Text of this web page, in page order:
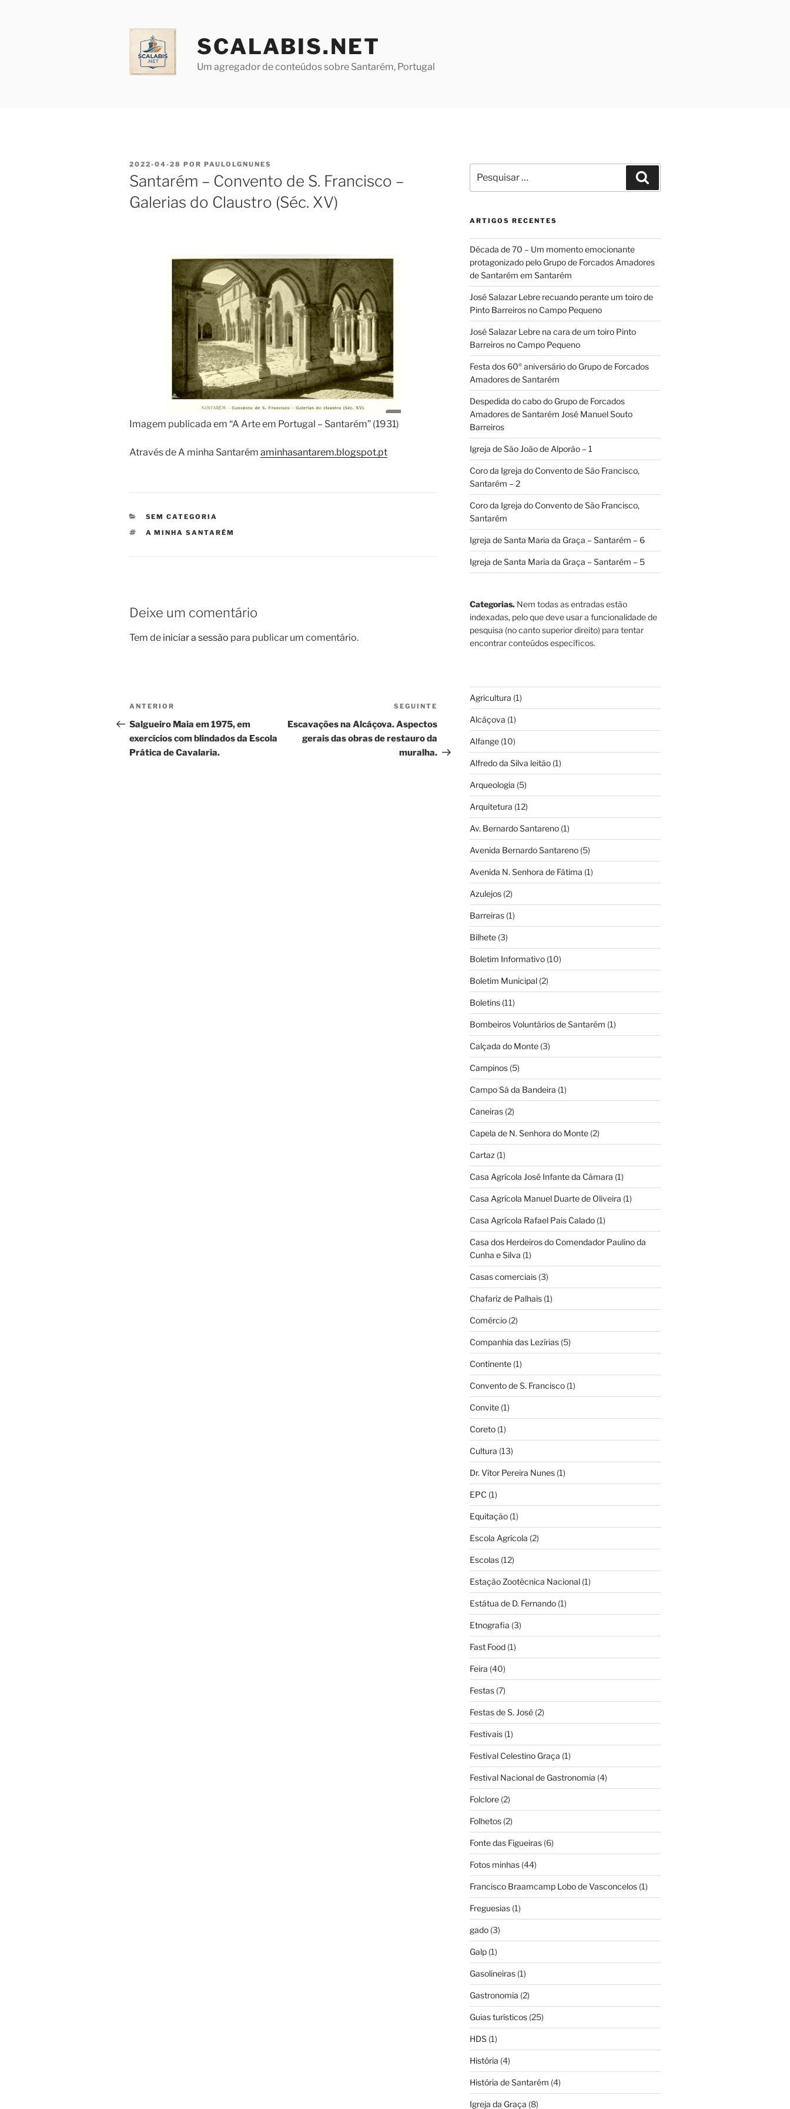
SCALABIS.NET
Um agregador de conteúdos sobre Santarém, Portugal
PUBLICADO
EM
2022-04-28 POR PAULOLGNUNES
Santarém – Convento de S. Francisco –
Galerias do Claustro (Séc. XV)
Imagem publicada em “A Arte em Portugal – Santarém” (1931)
Através de A minha Santarém aminhasantarem.blogspot.pt
CATEGORIAS
SEM CATEGORIA
ETIQUETAS
A MINHA SANTARÉM
Deixe um comentário
Tem de iniciar a sessão para publicar um comentário.
Navegação
de
artigos
Conteúdo
anterior
ANTERIOR
Salgueiro Maia em 1975, em
exercícios com blindados da Escola
Prática de Cavalaria.
Conteúdo
seguinte
SEGUINTE
Escavações na Alcáçova. Aspectos
gerais das obras de restauro da
muralha.
por:
ARTIGOS RECENTES
Década de 70 – Um momento emocionante
protagonizado pelo Grupo de Forcados Amadores
de Santarém em Santarém
José Salazar Lebre recuando perante um toiro de
Pinto Barreiros no Campo Pequeno
José Salazar Lebre na cara de um toiro Pinto
Barreiros no Campo Pequeno
Festa dos 60º aniversário do Grupo de Forcados
Amadores de Santarém
Despedida do cabo do Grupo de Forcados
Amadores de Santarém José Manuel Souto
Barreiros
Igreja de São João de Alporão – 1
Coro da Igreja do Convento de São Francisco,
Santarém – 2
Coro da Igreja do Convento de São Francisco,
Santarém
Igreja de Santa Maria da Graça – Santarém – 6
Igreja de Santa Maria da Graça – Santarém – 5
Categorias.Nem todas as entradas estão
indexadas, pelo que deve usar a funcionalidade de
pesquisa (no canto superior direito) para tentar
encontrar conteúdos específicos.
Agricultura (1)
Alcáçova (1)
Alfange(10)
Alfredo da Silva leitão(1)
Arqueologia (5)
Arquitetura (12)
Av. Bernardo Santareno(1)
Avenida Bernardo Santareno(5)
Avenida N. Senhora de Fátima (1)
Azulejos(2)
Barreiras(1)
Bilhete(3)
Boletim Informativo(10)
Boletim Municipal(2)
Boletins(11)
Bombeiros Voluntários de Santarém (1)
Calçada do Monte(3)
Campinos(5)
Campo Sá da Bandeira (1)
Caneiras(2)
Capela de N. Senhora do Monte(2)
Cartaz (1)
Casa Agrícola José Infante da Câmara (1)
Casa Agrícola Manuel Duarte de Oliveira (1)
Casa Agrícola Rafael Pais Calado(1)
Casa dos Herdeiros do Comendador Paulino da
Cunha e Silva (1)
Casas comerciais(3)
Chafariz de Palhais(1)
Comércio(2)
Companhia das Lezírias(5)
Continente(1)
Convento de S. Francisco(1)
Convite(1)
Coreto(1)
Cultura (13)
Dr. Vítor Pereira Nunes(1)
EPC (1)
Equitação(1)
Escola Agrícola (2)
Escolas(12)
Estação Zootécnica Nacional(1)
Estátua de D. Fernando(1)
Etnografia (3)
Fast Food(1)
Feira (40)
Festas(7)
Festas de S. José(2)
Festivais(1)
Festival Celestino Graça (1)
Festival Nacional de Gastronomia (4)
Folclore(2)
Folhetos(2)
Fonte das Figueiras(6)
Fotos minhas(44)
Francisco Braamcamp Lobo de Vasconcelos(1)
Freguesias(1)
gado(3)
Galp(1)
Gasolineiras(1)
Gastronomia (2)
Guias turísticos(25)
HDS(1)
História (4)
História de Santarém (4)
Igreja da Graça (8)